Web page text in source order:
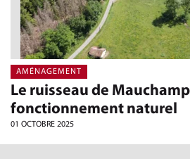
Le ruisseau de
fonctionnement naturel
01 OCTOBRE 2025
AMÉNAGEMENT